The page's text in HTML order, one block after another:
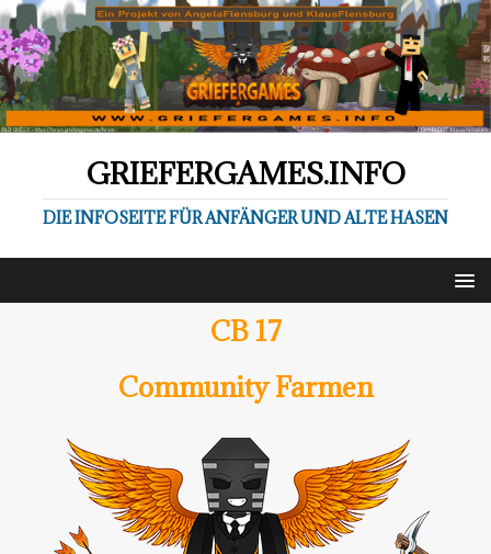
GRIEFERGAMES.INFO
DIE INFOSEITE FÜR ANFÄNGER UND ALTE HASEN
CB 17
Community Farmen